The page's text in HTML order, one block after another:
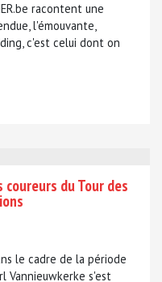
racontent une
l'émouvante,
c'est celui dont on
du Tour des
le cadre de la période
Vannieuwkerke s'est